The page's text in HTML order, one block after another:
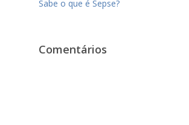
Sabe o que é Sepse?
Comentários